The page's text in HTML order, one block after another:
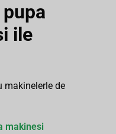
ile
makinelerle de
makinesi